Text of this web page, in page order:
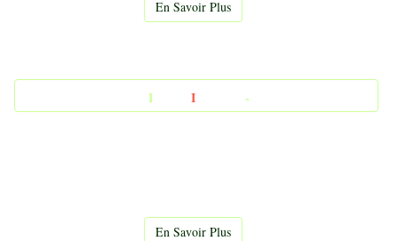
En Savoir Plus
INTER IPERIUS -
En Savoir Plus